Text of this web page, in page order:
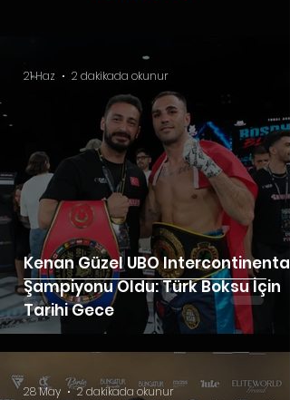
Kenan Güzel UBO Intercontinental
Şampiyonu Oldu: Türk Boksu İçin
Tarihi Gece
21 Haz 2 dakikada okunur
28 May 2 dakikada okunur